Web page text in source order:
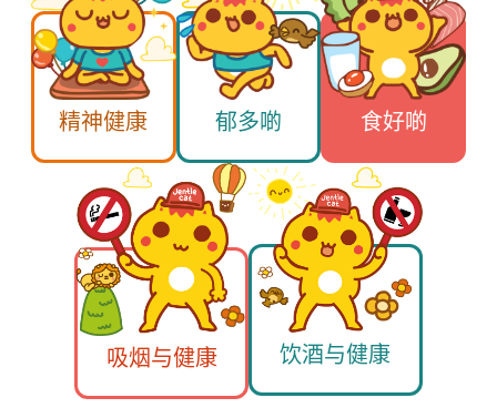
精神健康 郁多啲 食好啲
吸烟与健康 饮酒与健康